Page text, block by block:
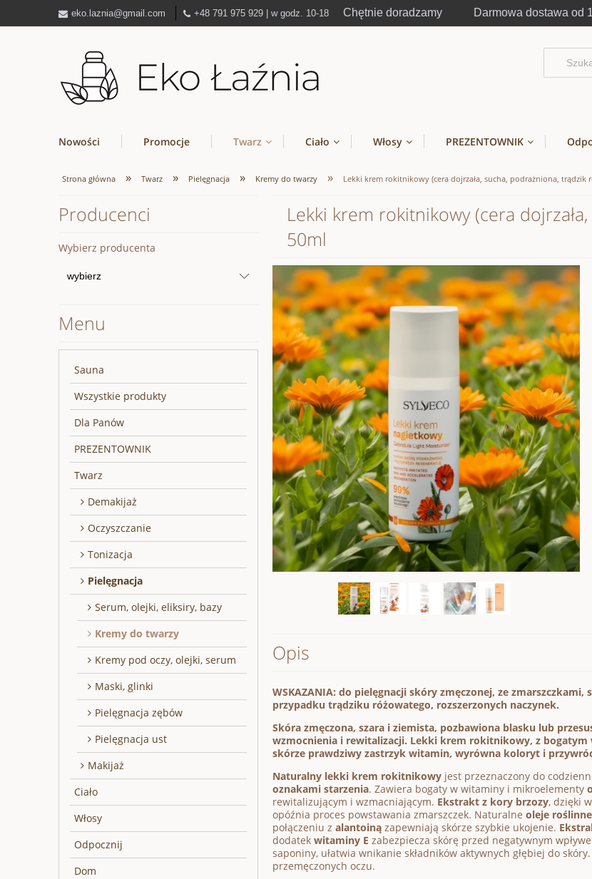
eko.laznia@gmail.com +48 791 975 929 | w godz. 10-18 Chętnie doradzamy Darmowa dostawa od
Nowości Promocje Twarz Ciało Włosy PREZENTOWNIK
Strona główna » Twarz » Pielęgnacja » Kremy do twarzy » Lekki krem rokitnikowy (cera dojrzała, sucha, podrażniona, trądzik
Producenci
Wybierz producenta
Menu
Sauna
Wszystkie produkty
Dla Panów
PREZENTOWNIK
Twarz
Demakijaż
Oczyszczanie
Tonizacja
Pielęgnacja
Serum, olejki, eliksiry, bazy
Kremy do twarzy
Kremy pod oczy, olejki, serum
Maski, glinki
Pielęgnacja zębów
Pielęgnacja ust
Makijaż
Ciało
Włosy
Odpocznij
Dom
Lekki krem rokitnikowy (cera
50ml
Opis
WSKAZANIA: do pielęgnacji skóry zmęczonej, ze
przypadku trądziku różowatego, rozszerzonych naczynek.
Skóra zmęczona, szara i ziemista, pozbawiona blasku lub
wzmocnienia i rewitalizacji. Lekki krem rokitnikowy, z
skórze prawdziwy zastrzyk witamin, wyrówna koloryt i
Naturalny lekki krem rokitnikowy jest przeznaczony do
oznakami starzenia. Zawiera bogaty w witaminy i mikroelementy
rewitalizującym i wzmacniającym. Ekstrakt z kory brzozy, dzięki
opóźnia proces powstawania zmarszczek. Naturalne oleje roślinne
połączeniu z alantoiną zapewniają skórze szybkie ukojenie.
dodatek witaminy E zabezpiecza skórę przed negatywnym
saponiny, ułatwia wnikanie składników aktywnych głębiej do
przemęczonych oczu.